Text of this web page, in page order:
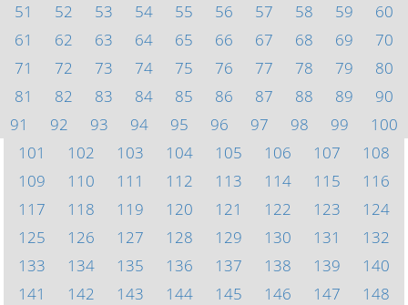
51
52 53 54 55 56 57 58 59
60
61
62 63 64 65 66 67 68 69
70
71
72 73 74 75 76 77 78 79
80
81
82 83 84 85 86 87 88 89
90
91
92 93 94 95 96 97 98 99
100
101
102 103 104 105 106 107
108
109
110 111 112 113 114 115
116
117
118 119 120 121 122 123
124
125
126 127 128 129 130 131
132
133
134 135 136 137 138 139
140
141
142 143 144 145 146 147
148